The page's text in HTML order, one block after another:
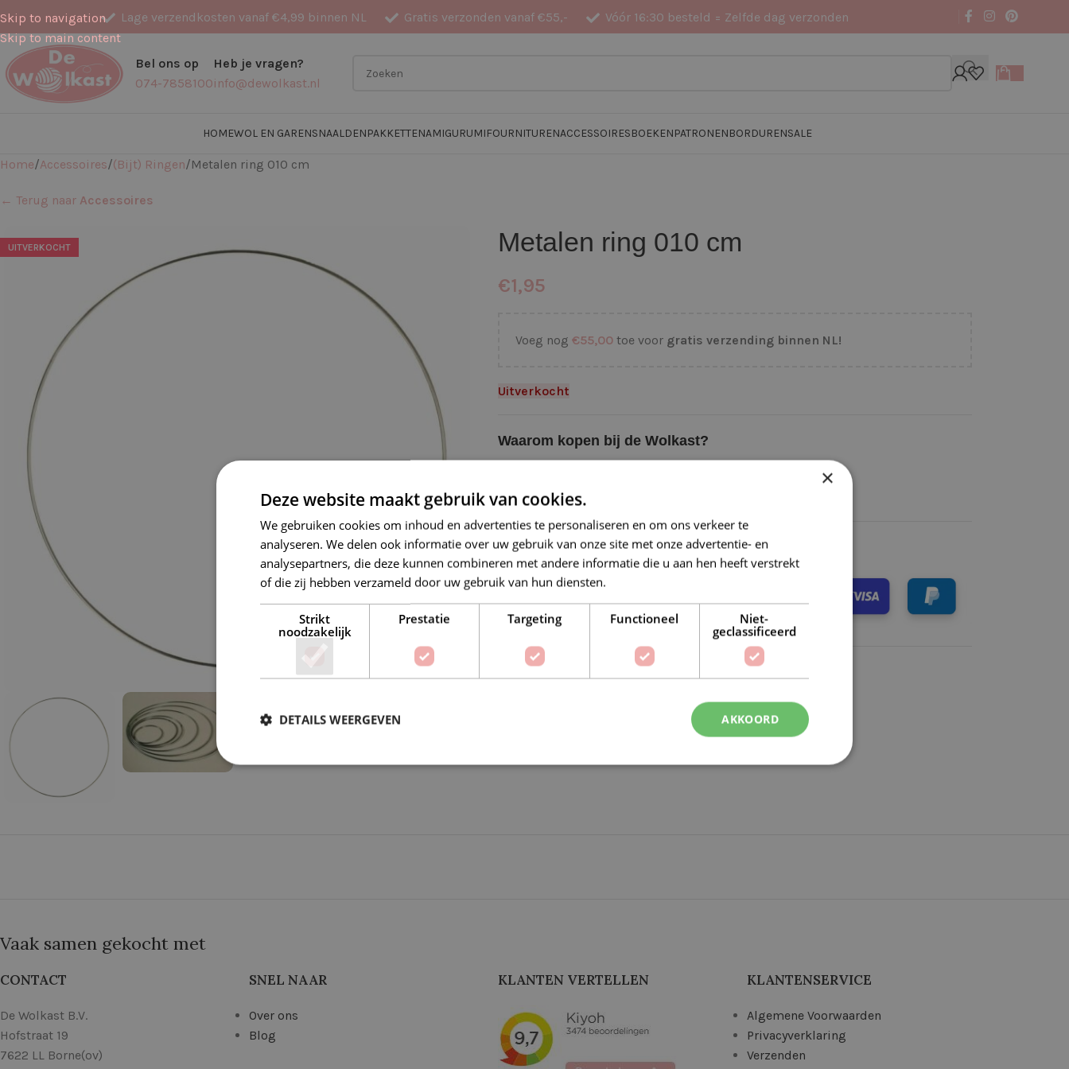
Skip to navigation
Skip to main content
Lage verzendkosten vanaf €4,99 binnen NL Gratis verzonden vanaf €55,- Vóór 16:30 besteld = Zelfde dag verzonden
Bel ons op
074-7858100
Heb je vragen?
info@dewolkast.nl
HOMEWOL EN GARENSNAALDENPAKKETTENAMIGURUMIFOURNITURENACCESSOIRESBOEKENPATRONENBORDURENSALE
Home Accessoires (Bijt) Ringen Metalen ring 010 cm
← Terug naar Accessoires
UITVERKOCHT Metalen ring 010 cm
€1,95
Voeg nog €55,00toe voor gratis verzending binnen NL!
Uitverkocht
Waarom kopen bij de Wolkast?
Gratis verzonden vanaf €55,-
Vóór 16:30 besteld = Zelfde (werk)dag verzonden
Veilig online betalen
Vaak samen gekocht met
CONTACT
De Wolkast B.V.
Hofstraat 19
7622 LL Borne(ov)
SNEL NAAR
Over ons
Blog
KLANTEN VERTELLEN KLANTENSERVICE
Algemene Voorwaarden
Privacyverklaring
Verzenden
×
Deze website maakt gebruik van cookies.
We gebruiken cookies om inhoud en advertenties te personaliseren en om ons verkeer te
analyseren. We delen ook informatie over uw gebruik van onze site met onze advertentie- en
analysepartners, die deze kunnen combineren met andere informatie die u aan hen heeft verstrekt
of die zij hebben verzameld door uw gebruik van hun diensten.
Strikt
noodzakelijk
Prestatie Targeting Functioneel
Niet-
geclassificeerd
AKKOORD
DETAILS WEERGEVEN